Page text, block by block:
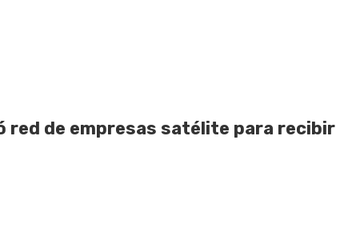
red de empresas satélite para recibir